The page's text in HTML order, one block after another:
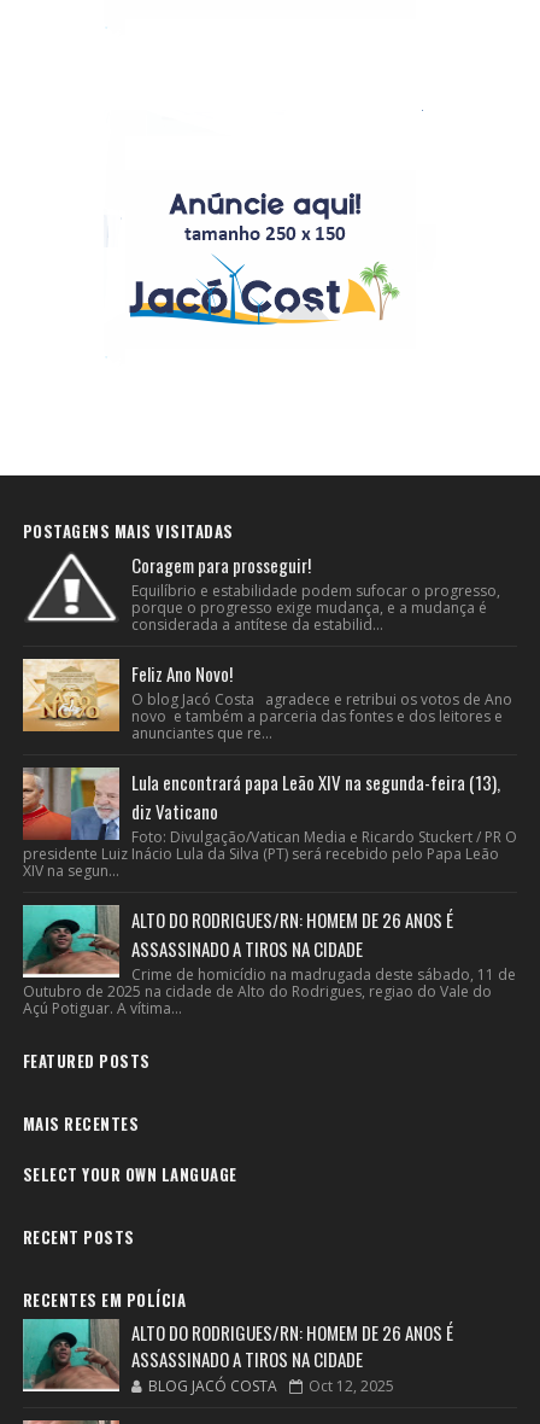
POSTAGENS MAIS VISITADAS
Coragem para prosseguir!
Equilíbrio e estabilidade podem sufocar o progresso,
porque o progresso exige mudança, e a mudança é
considerada a antítese da estabilid...
Feliz Ano Novo!
O blog Jacó Costa agradece e retribui os votos de Ano
novo e também a parceria das fontes e dos leitores e
anunciantes que re...
Lula encontrará papa Leão XIV na segunda-feira (13),
diz Vaticano
Foto: Divulgação/Vatican Media e Ricardo Stuckert / PR O
presidente Luiz Inácio Lula da Silva (PT) será recebido pelo Papa Leão
XIV na segun...
ALTO DO RODRIGUES/RN: HOMEM DE 26 ANOS É
ASSASSINADO A TIROS NA CIDADE
Crime de homicídio na madrugada deste sábado, 11 de
Outubro de 2025 na cidade de Alto do Rodrigues, regiao do Vale do
Açú Potiguar. A vítima...
FEATURED POSTS
MAIS RECENTES
SELECT YOUR OWN LANGUAGE
RECENT POSTS
RECENTES EM POLÍCIA
ALTO DO RODRIGUES/RN: HOMEM DE 26 ANOS É
ASSASSINADO A TIROS NA CIDADE
BLOG JACÓ COSTA Oct 12, 2025